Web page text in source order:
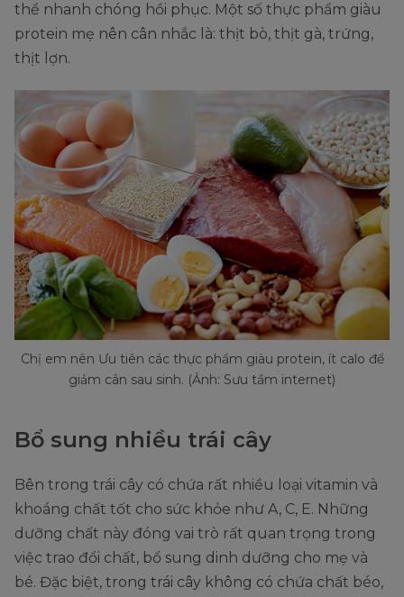
thể nhanh chóng hồi phục. Một số thực phẩm giàu
protein mẹ nên cân nhắc là: thịt bò, thịt gà, trứng,
thịt lợn.
Chị em nên Ưu tiên các thực phẩm giàu protein, ít calo để
giảm cân sau sinh. (Ảnh: Sưu tầm internet)
Bổ sung nhiều trái cây
Bên trong trái cây có chứa rất nhiều loại vitamin và
khoáng chất tốt cho sức khỏe như A, C, E. Những
dưỡng chất này đóng vai trò rất quan trọng trong
việc trao đổi chất, bổ sung dinh dưỡng cho mẹ và
bé. Đặc biệt, trong trái cây không có chứa chất béo,